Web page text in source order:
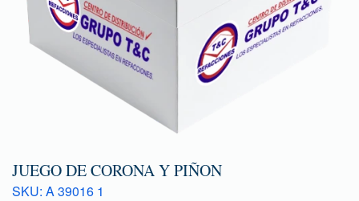
JUEGO DE CORONA Y PIÑON
SKU: A 39016 1